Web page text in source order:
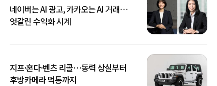
네이버는 AI 광고, 카카오는 AI 거래…
엇갈린 수익화 시계
지프·혼다·벤츠 리콜…동력 상실부터
후방카메라 먹통까지